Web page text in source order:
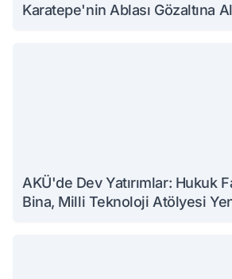
Karatepe'nin Ablası Gözaltına
AKÜ'de Dev Yatırımlar: Hukuk
Bina, Milli Teknoloji Atölyesi